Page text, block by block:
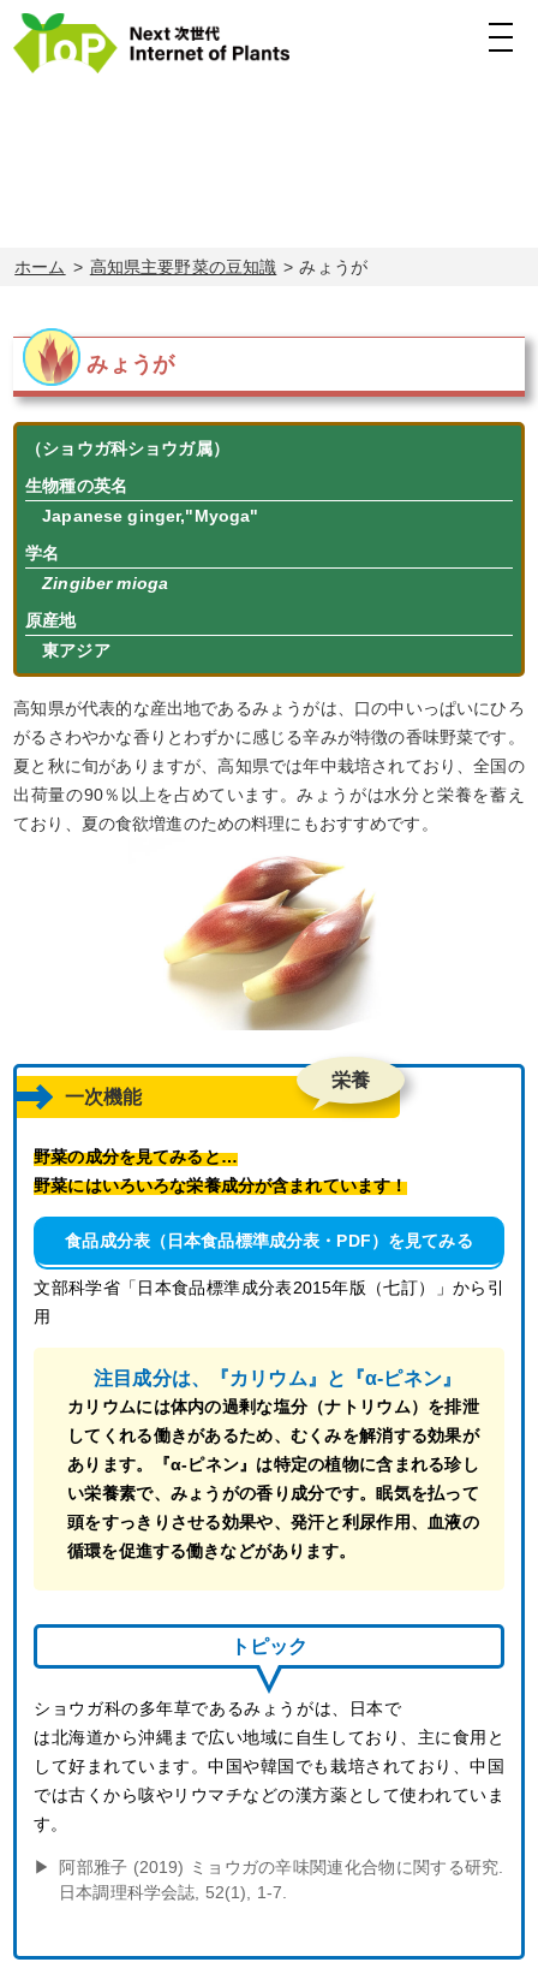
ホーム 高知県主要野菜の豆知識 みょうが
みょうが
（ショウガ科ショウガ属）
生物種の英名
Japanese ginger,"Myoga"
学名
Zingiber mioga
原産地
東アジア
高知県が代表的な産出地であるみょうがは、口の中いっぱいにひろ
がるさわやかな香りとわずかに感じる辛みが特徴の香味野菜です。
夏と秋に旬がありますが、高知県では年中栽培されており、全国の
出荷量の90％以上を占めています。みょうがは水分と栄養を蓄え
ており、夏の食欲増進のための料理にもおすすめです。
一次機能
栄養
野菜の成分を見てみると…
野菜にはいろいろな栄養成分が含まれています！
食品成分表（日本食品標準成分表・PDF）を見てみる
文部科学省「日本食品標準成分表2015年版（七訂）」から引
用
注目成分は、『カリウム』と『α‐ピネン』
カリウムには体内の過剰な塩分（ナトリウム）を排泄
してくれる働きがあるため、むくみを解消する効果が
あります。『α‐ピネン』は特定の植物に含まれる珍し
い栄養素で、みょうがの香り成分です。眠気を払って
頭をすっきりさせる効果や、発汗と利尿作用、血液の
循環を促進する働きなどがあります。
トピック
ショウガ科の多年草であるみょうがは、日本で
は北海道から沖縄まで広い地域に自生しており、主に食用と
して好まれています。中国や韓国でも栽培されており、中国
では古くから咳やリウマチなどの漢方薬として使われていま
す。
阿部雅子 (2019) ミョウガの辛味関連化合物に関する研究.
日本調理科学会誌, 52(1), 1-7.